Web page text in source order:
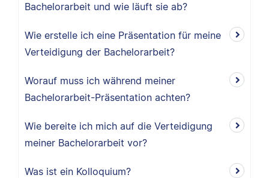
Bachelorarbeit und wie läuft sie ab?
Wie erstelle ich eine Präsentation für meine
Verteidigung der Bachelorarbeit?
Worauf muss ich während meiner
Bachelorarbeit-Präsentation achten?
Wie bereite ich mich auf die Verteidigung
meiner Bachelorarbeit vor?
Was ist ein Kolloquium?